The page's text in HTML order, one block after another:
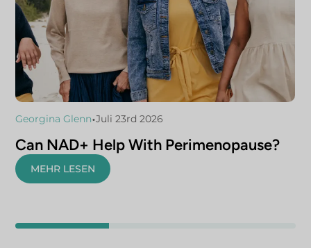
Georgina Glenn•Juli 23rd 2026
Can NAD+ Help With Perimenopause?
MEHR LESEN